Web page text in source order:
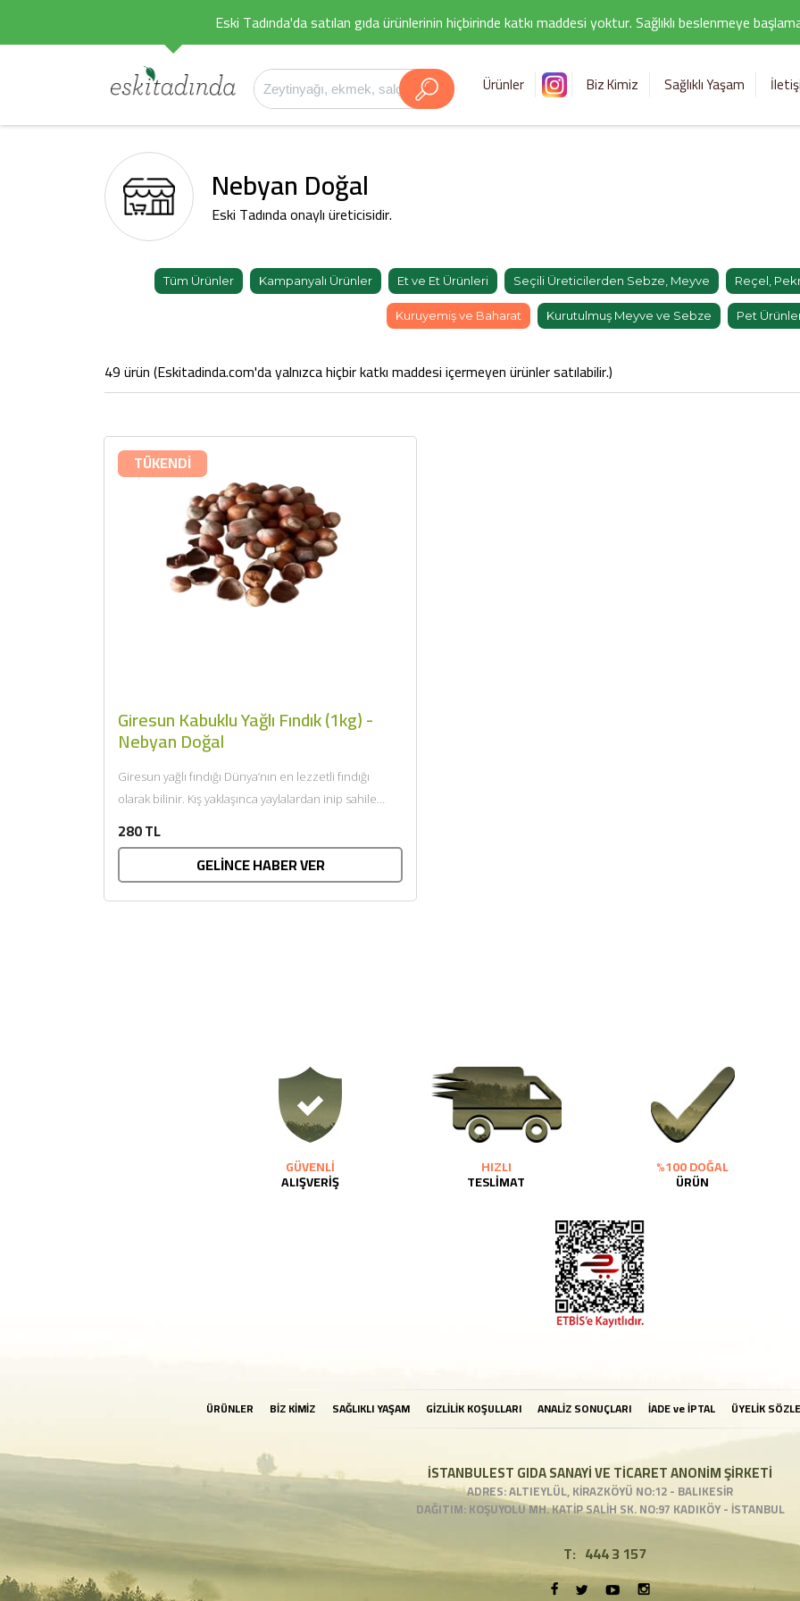
Eski Tadında'da satılan gıda ürünlerinin hiçbirinde katkı maddesi yoktur. Sağlıklı beslenmeye
Ürünler Biz Kimiz Sağlıklı Yaşam
Nebyan Doğal
Eski Tadında onaylı üreticisidir.
Tüm Ürünler Kampanyalı Ürünler Et ve Et Ürünleri Seçili Üreticilerden Sebze, Meyve Reçel,
Kuruyemiş ve Baharat Kurutulmuş Meyve ve Sebze Pet
49 ürün (Eskitadinda.com'da yalnızca hiçbir katkı maddesi içermeyen ürünler satılabilir.)
TÜKENDİ
Giresun Kabuklu Yağlı Fındık (1kg) -
Nebyan Doğal
Giresun yağlı fındığı Dünya’nın en lezzetli fındığı
olarak bilinir. Kış yaklaşınca yaylalardan inip sahile
280 TL
GELİNCE HABER VER
GÜVENLİ
ALIŞVERİŞ
HIZLI
TESLİMAT
%100 DOĞAL
ÜRÜN
ÜRÜNLER BİZ KİMİZ SAĞLIKLI YAŞAM GİZLİLİK KOŞULLARI ANALİZ SONUÇLARI İADE ve İPTAL ÜYELİK
İSTANBULEST GIDA SANAYİ VE TİCARET ANONİM ŞİRKETİ
ADRES: ALTIEYLÜL, KİRAZKÖYÜ NO:12 - BALIKESİR
DAĞITIM: KOŞUYOLU MH. KATİP SALİH SK. NO:97 KADIKÖY - İSTANBUL
T: 444 3 157